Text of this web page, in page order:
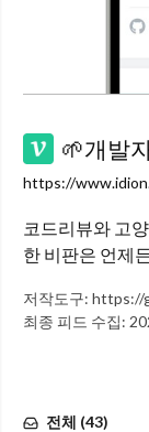
🌱개발
https://
코드리뷰와 고
한 비판은 언제
저작도구: https://
최종 피드 수집:
전체 (43)